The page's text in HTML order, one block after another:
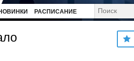
РАСПИСАНИЕ